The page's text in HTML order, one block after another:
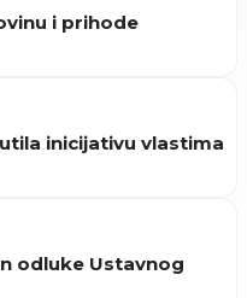
i prihode
inicijativu vlastima
odluke Ustavnog